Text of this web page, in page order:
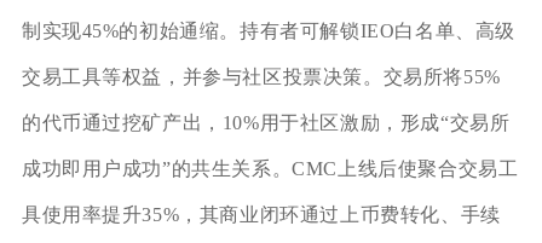
制实现45%的初始通缩。持有者可解锁IEO白名单、高级
交易工具等权益，并参与社区投票决策。交易所将55%
的代币通过挖矿产出，10%用于社区激励，形成“交易所
成功即用户成功”的共生关系。CMC上线后使聚合交易工
具使用率提升35%，其商业闭环通过上币费转化、手续